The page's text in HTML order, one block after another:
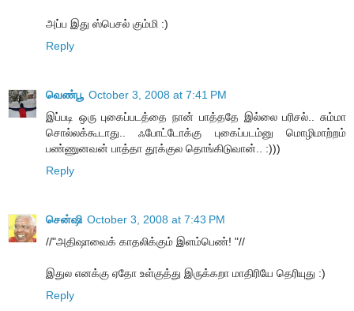
அப்ப இது ஸ்பெசல் கும்மி :)
Reply
வெண்பூ October 3, 2008 at 7:41 PM
இப்படி ஒரு புகைப்படத்தை நான் பாத்ததே இல்லை பரிசல்.. சும்மா
சொல்லக்கூடாது.. ஃபோட்டோக்கு புகைப்படம்னு மொழிமாற்றம்
பண்ணுனவன் பாத்தா தூக்குல தொங்கிடுவான்.. :)))
Reply
சென்ஷி October 3, 2008 at 7:43 PM
//"அதிஷாவைக் காதலிக்கும் இளம்பெண்! "//
இதுல எனக்கு ஏதோ உள்குத்து இருக்கறா மாதிரியே தெரியுது :)
Reply